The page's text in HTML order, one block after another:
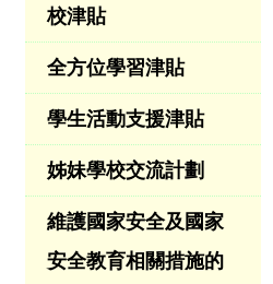
校津貼
全方位學習津貼
學生活動支援津貼
姊妹學校交流計劃
維護國家安全及國家
安全教育相關措施的